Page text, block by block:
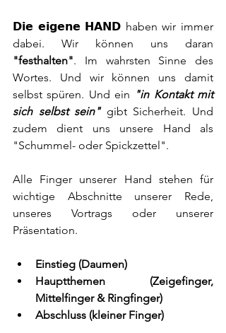
𝗗𝗶𝗲 𝗲𝗶𝗴𝗲𝗻𝗲 𝗛𝗔𝗡𝗗 haben wir immer
"festhalten". Im wahrsten Sinne des
Wortes. Und wir können uns damit
selbst spüren. Und ein "in Kontakt mit
sich selbst sein" gibt Sicherheit. Und
zudem dient uns unsere Hand als
"Schummel- oder Spickzettel".
Alle Finger unserer Hand stehen für
wichtige Abschnitte unserer Rede,
unseres Vortrags oder unserer
Präsentation.
Einstieg (Daumen)
Hauptthemen (Zeigefinger,
Mittelfinger & Ringfinger)
Abschluss (kleiner Finger)